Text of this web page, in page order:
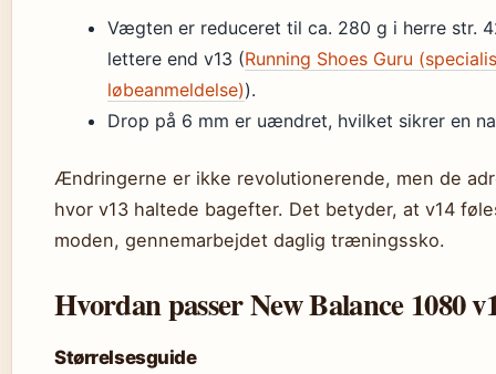
Vægten er reduceret til ca. 280 g i herre str.
lettere end v13 (Running Shoes Guru
løbeanmeldelse)).
Drop på 6 mm er uændret, hvilket sikrer en
Ændringerne er ikke revolutionerende, men de
hvor v13 haltede bagefter. Det betyder, at v14
moden, gennemarbejdet daglig træningssko.
Hvordan passer New Balance 1080
Størrelsesguide